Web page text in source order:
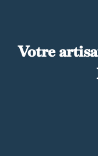
Votre